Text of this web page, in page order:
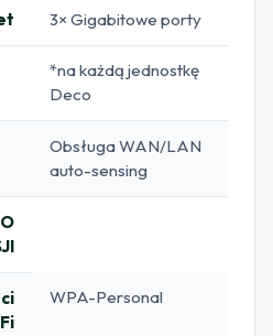
3× Gigabitowe porty
*na każdą jednostkę
Deco
Obsługa WAN/LAN
auto-sensing
WPA-Personal